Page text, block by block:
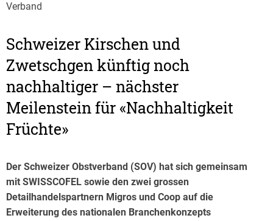
Verband
Schweizer Kirschen und
Zwetschgen künftig noch
nachhaltiger – nächster
Meilenstein für «Nachhaltigkeit
Früchte»
Der Schweizer Obstverband (SOV) hat sich gemeinsam
mit SWISSCOFEL sowie den zwei grossen
Detailhandelspartnern Migros und Coop auf die
Erweiterung des nationalen Branchenkonzepts